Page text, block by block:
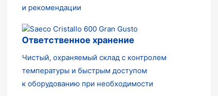
и рекомендации
Ответственное хранение
Чистый, охраняемый склад с контролем
температуры и быстрым доступом
к оборудованию при необходимости